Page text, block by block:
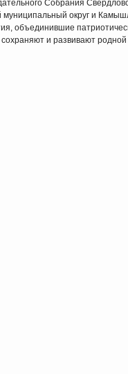
Собрания
округ и
объединившие
и развивают родной